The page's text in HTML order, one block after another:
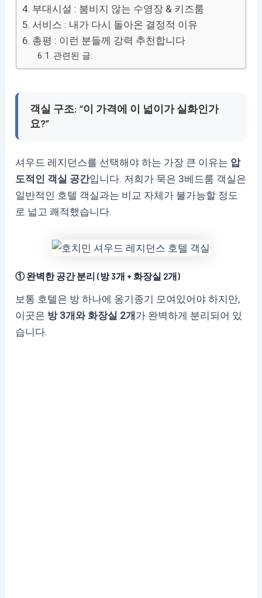
부대시설 : 붐비지 않는 수영장 & 키즈룸
서비스 : 내가 다시 돌아온 결정적 이유
총평 : 이런 분들께 강력 추천합니다
관련된 글:
객실 구조: “이 가격에 이 넓이가 실화인가
요?”
셔우드 레지던스를 선택해야 하는 가장 큰 이유는 압
도적인 객실 공간입니다. 저희가 묵은 3베드룸 객실은
일반적인 호텔 객실과는 비교 자체가 불가능할 정도
로 넓고 쾌적했습니다.
① 완벽한 공간 분리 (방 3개 + 화장실 2개)
보통 호텔은 방 하나에 옹기종기 모여있어야 하지만,
이곳은 방 3개와 화장실 2개가 완벽하게 분리되어 있
습니다.